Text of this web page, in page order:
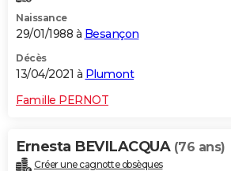
Destinations
City break
Voyage nature
Voyage de noces
Forum
Climat
+PHOTO
GUIDES D'ACHAT
Carte de Noël
Carte Bonne année
Carte Saint-Valentin
Carte Pâques
Carte d'anniversaire
DICTIONNAIRE
Naissance
29/01/1988 à Besançon
Décès
13/04/2021 à Plumont
Famille PERNOT
Ernesta BEVILACQUA (76 ans)
Créer une cagnotte obsèques